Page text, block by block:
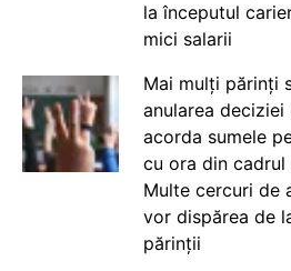
la începutul
mici salarii
Mai mulți părinți
anularea deciziei
acorda sumele
cu ora din
Multe cercuri de
vor dispărea de
părinții